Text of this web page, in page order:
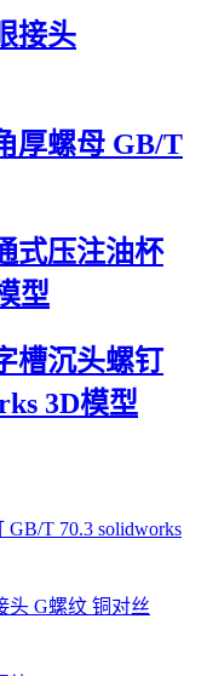
接头
厚螺母 GB/T
式压注油杯
型
槽沉头螺钉
3D模型
T 70.3 solidworks
头 G螺纹 铜对丝